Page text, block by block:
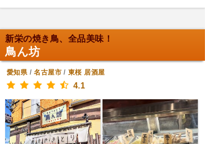
新栄の焼き鳥、全品美味！
鳥ん坊
愛知県/名古屋市/東桜 居酒屋
4.1